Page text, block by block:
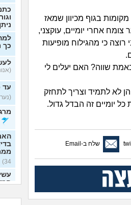
בגוף מכיוון שמאז
צומח אחרי יומיים, עוקצני,
כי מהגילוח מופיעות
שווה? האם יעלים לי
לא לתמיד וצריך לתחזק
יומיים זה הבדל גדול.
שלח ב-Email
כך
עד
34)